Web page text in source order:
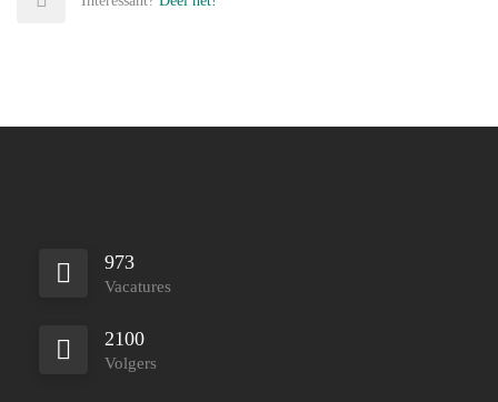
973
Vacatures
2100
Volgers